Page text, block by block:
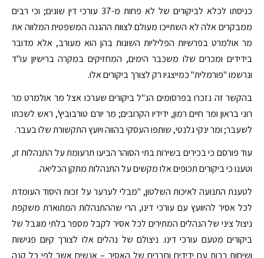
כניסתו לכלא לביקורים של לא פחות מ-37 עורכי דין שונים; וכי רבים
ממבקרים אלה לא השתייכו מעולם לצוות ההגנה המשפטית המלווה את
מר אולמרט בפרשיות הפליליות השונות בהן הוא מעורב, אלא מדובר
בידידים ומכרים שלו משכבר הימים, המחזיקים במקרה ברישיון עו"ד
ונרשמו "פורמלית" כמייצגיו רק לצורך ביקורים אלו.
בהקשר זה נזכרו בפרסומים הנ"ל ביקורים שערכו אצל מר אולמרט מר
רוני בראון ומר חיים רמון, ידידיו הקרובים; מר יורם טורבוביץ', ראש לשכתו
לשעבר; ומר ינקי גלנטי, שותפו העסקי בהווה ויועץ התקשורת שלו בעבר.
עוד פורסם כי בכירים בשירות בתי הסוהר הביעו תרעומת על התנהלות זו,
וטענו כי ביקורים תכופים אלו מקשים על התנהלות מתקן הכליאה.
לטענת התנועה לאיכות השלטון, "מבלי לערער על זכות היסוד העומדת
לכל אסיר להיוועץ עם עורכי דינו, הרי שההתנהלות המתוארת משקפת
ניצול ציני של הנהלים המתירים לכל אסיר לקבל מספר בלתי מוגבל של
ביקורים מטעם עורכי דינו. ניצולם של נהלים אלו לצורך קיום פגישות
ושיחות רבות עם ידידים וחברים של האסיר – אנשים אשר לפי כל קנה